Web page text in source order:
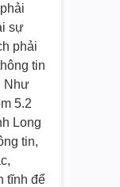
sự
phải
tin
Như
5.2
Long
tin,
tĩnh để